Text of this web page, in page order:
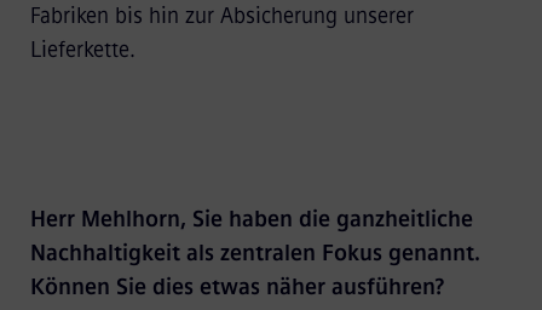
Fabriken bis hin zur Absicherung unserer
Lieferkette.
Herr Mehlhorn, Sie haben die ganzheitliche
Nachhaltigkeit als zentralen Fokus genannt.
Können Sie dies etwas näher ausführen?